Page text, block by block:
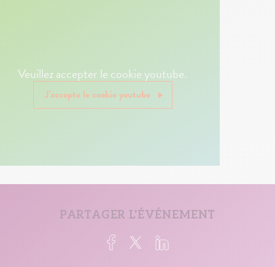
Veuillez accepter le cookie youtube.
J'accepte le cookie youtube
PARTAGER L'ÉVÉNEMENT